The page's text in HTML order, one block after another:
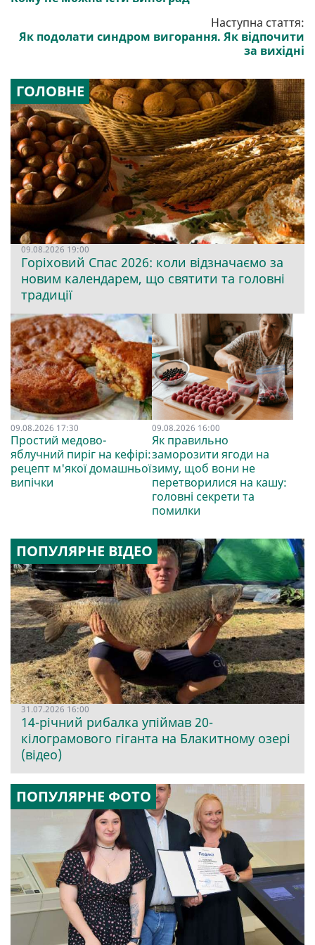
Наступна стаття:
Як подолати синдром вигорання. Як відпочити
за вихідні
ГОЛОВНЕ
09.08.2026 19:00
Горіховий Спас 2026: коли відзначаємо за
новим календарем, що святити та головні
традиції
09.08.2026 17:30
Простий медово-
яблучний пиріг на кефірі:
рецепт м'якої домашньої
випічки
09.08.2026 16:00
Як правильно
заморозити ягоди на
зиму, щоб вони не
перетворилися на кашу:
головні секрети та
помилки
ПОПУЛЯРНЕ ВІДЕО
31.07.2026 16:00
14-річний рибалка упіймав 20-
кілограмового гіганта на Блакитному озері
(відео)
ПОПУЛЯРНЕ ФОТО